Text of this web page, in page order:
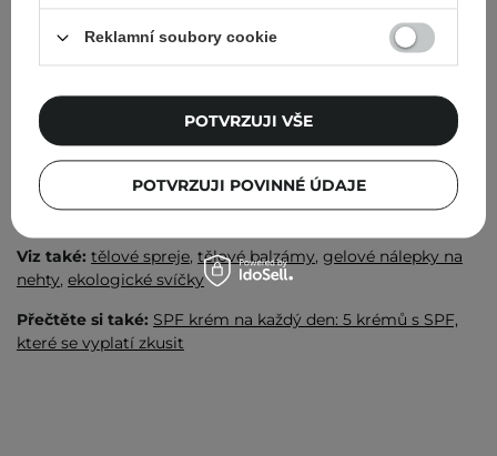
skvrnám po opalování, zčervenání, popálení a všem
můžete narazit na velmi bohatou škálu opalovacích
přípravků na tělo. Pokud je pro vás důležité pohodlí,
Zobrazit více
Viz také: tělové spreje, tělové balzámy, gelové nálepky na
nehty, ekologické svíčky
Přečtěte si také: SPF krém na každý den: 5 krémů s SPF,
které se vyplatí zkusit
Reklamní soubory cookie
POTVRZUJI POVINNÉ ÚDAJE
POTVRZUJI VŠE